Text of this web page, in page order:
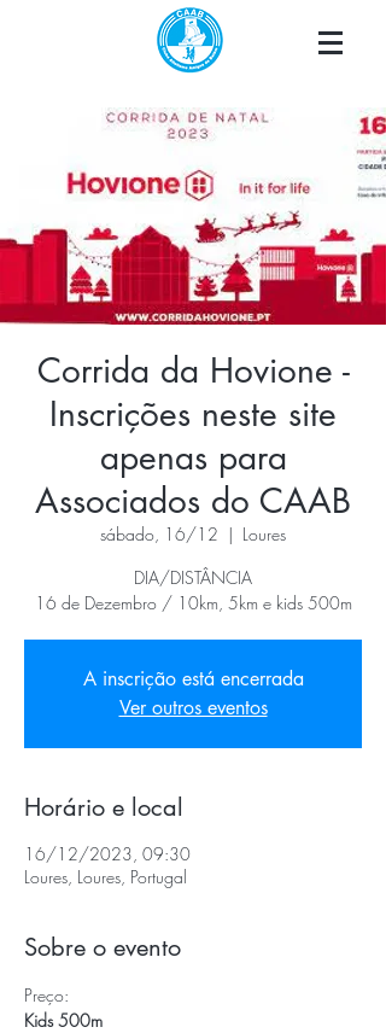
Corrida da Hovione -
Inscrições neste site
apenas para
Associados do CAAB
sábado, 16/12
  |
Loures
DIA/DISTÂNCIA
16 de Dezembro / 10km, 5km e kids 500m
A inscrição está encerrada
Ver outros eventos
Horário e local
16/12/2023, 09:30
Loures, Loures, Portugal
Sobre o evento
Preço:
Kids 500m